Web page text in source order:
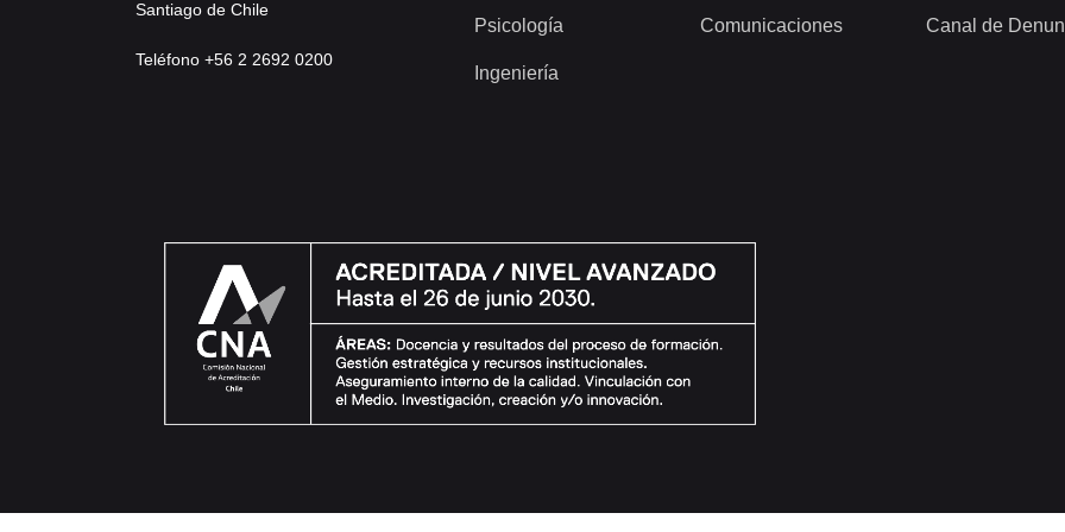
Santiago de Chile
Teléfono +56 2 2692 0200
Psicología
Ingeniería
Comunicaciones Canal de